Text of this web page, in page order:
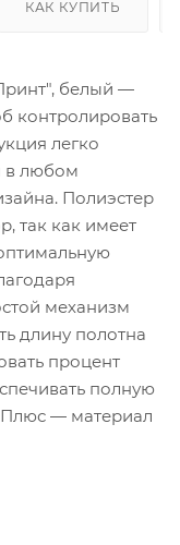
КАК КУПИТЬ
белый —
контролировать
легко
в любом
Полиэстер
так как имеет
механизм
длину полотна
процент
полную
Плюс — материал